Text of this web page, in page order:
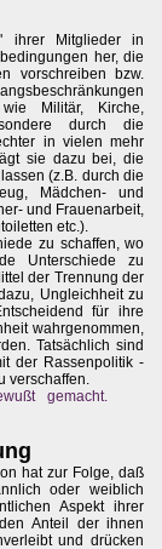
ihrer Mitglieder in
her, die
vorschreiben bzw.
wie Militär, Kirche,
durch die
in vielen mehr
sie dazu bei, die
(z.B. durch die
Mädchen- und
und Frauenarbeit,
etc.).
zu schaffen, wo
Unterschiede zu
der Trennung der
Ungleichheit zu
für ihre
wahrgenommen,
Tatsächlich sind
der Rassenpolitik -
verschaffen.
gemacht.
hat zur Folge, daß
oder weiblich
Aspekt ihrer
Anteil der ihnen
und drücken